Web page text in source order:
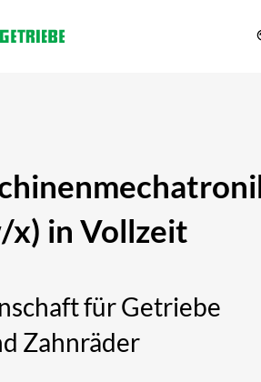
x) in Vollzeit
für Getriebe
Zahnräder